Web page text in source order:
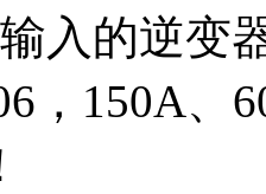
入的逆变
，150A、